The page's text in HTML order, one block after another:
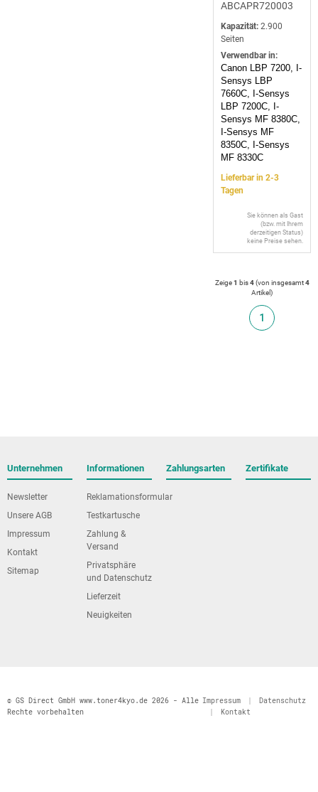
ABCAPR720003
Kapazität: 2.900
Seiten
Verwendbar in:
Canon LBP 7200, I-
Sensys LBP
7660C, I-Sensys
LBP 7200C, I-
Sensys MF 8380C,
I-Sensys MF
8350C, I-Sensys
MF 8330C
Lieferbar in 2-3
Tagen
Sie können als Gast
(bzw. mit Ihrem
derzeitigen Status)
keine Preise sehen.
Zeige1 bis4(von insgesamt4
Artikel)
1
Unternehmen
Newsletter
Unsere AGB
Impressum
Kontakt
Sitemap
Informationen
Reklamationsformular
Testkartusche
Zahlung &
Versand
Privatsphäre
und Datenschutz
Lieferzeit
Neuigkeiten
Zahlungsarten Zertifikate
© GS Direct GmbH www.toner4kyo.de 2026 - Alle
Rechte vorbehalten
Impressum
Datenschutz
Kontakt